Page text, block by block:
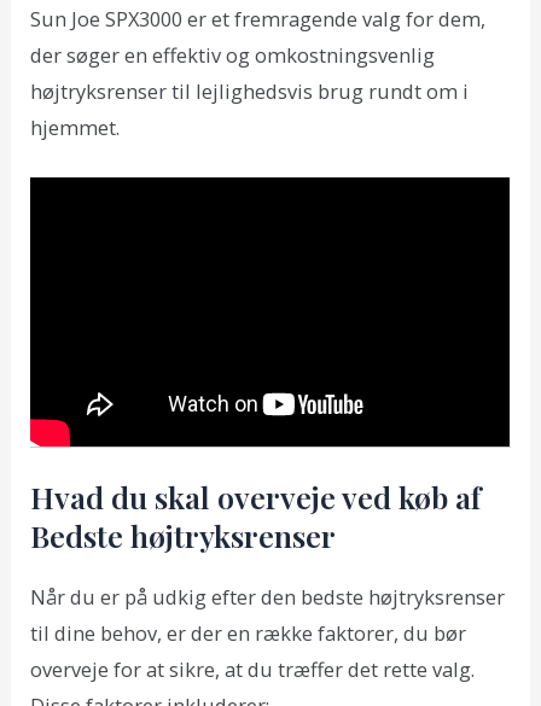
Sun Joe SPX3000 er et fremragende valg for dem,
der søger en effektiv og omkostningsvenlig
højtryksrenser til lejlighedsvis brug rundt om i
hjemmet.
Hvad du skal overveje ved køb af
Bedste højtryksrenser
Når du er på udkig efter den bedste højtryksrenser
til dine behov, er der en række faktorer, du bør
overveje for at sikre, at du træffer det rette valg.